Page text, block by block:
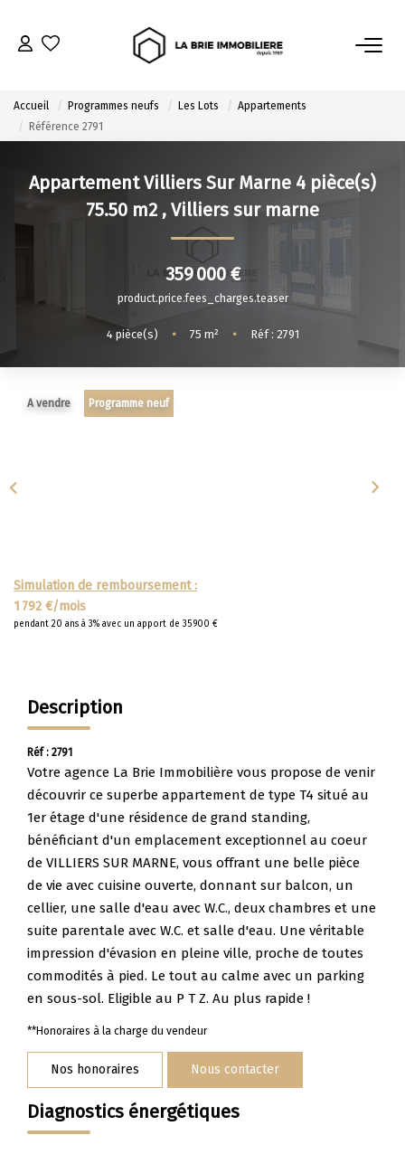
Notre Guide D’achat
VENDRE
Estimer Mon Bien
Le Mandat Premium
Nos Biens Vendus
Apporteurs D'affaire
Mettre Mon Bien En Location
Notre Histoire
Nos Témoignages
Nous Rejoindre
CONTACT
Accueil Programmes neufs Les Lots
Appartements
Référence 2791
Appartement Villiers Sur Marne 4 pièce(s)
75.50 m2 , Villiers sur marne
359 000 €
product.price.fees_charges.teaser
4pièce(s) • 75 m² • Réf : 2791
A vendre Programme neuf
Simulation de remboursement :
1 792 €/mois
pendant 20 ans à 3% avec un apport de 35 900 €
Description
Réf : 2791
Votre agence La Brie Immobilière vous propose de venir
découvrir ce superbe appartement de type T4 situé au
1er étage d'une résidence de grand standing,
bénéficiant d'un emplacement exceptionnel au coeur
de VILLIERS SUR MARNE, vous offrant une belle pièce
de vie avec cuisine ouverte, donnant sur balcon, un
cellier, une salle d'eau avec W.C., deux chambres et une
suite parentale avec W.C. et salle d'eau. Une véritable
impression d'évasion en pleine ville, proche de toutes
commodités à pied. Le tout au calme avec un parking
en sous-sol. Eligible au P T Z. Au plus rapide !
**Honoraires à la charge du vendeur
Nos honoraires Nous contacter
Diagnostics énergétiques